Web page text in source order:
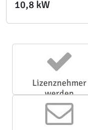
10,8 kW
Lizenznehmer
werden